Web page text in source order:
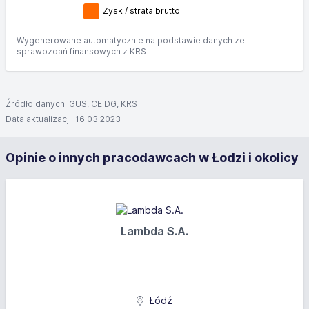
Zysk / strata brutto
Wygenerowane automatycznie na podstawie danych ze
sprawozdań finansowych z KRS
Źródło danych: GUS, CEIDG, KRS
Data aktualizacji: 16.03.2023
Opinie o innych pracodawcach w Łodzi i okolicy
Lambda S.A.
Łódź